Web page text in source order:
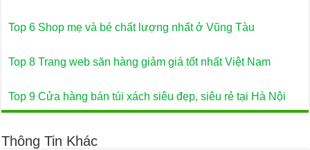
Top 6 Shop mẹ và bé chất lượng nhất ở Vũng Tàu
Top 8 Trang web săn hàng giảm giá tốt nhất Việt Nam
Top 9 Cửa hàng bán túi xách siêu đẹp, siêu rẻ tại Hà Nội
Thông Tin Khác